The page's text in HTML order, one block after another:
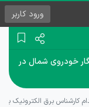
ورود کاربر
خودروی شمال در
کارشناس برق الکترونیک